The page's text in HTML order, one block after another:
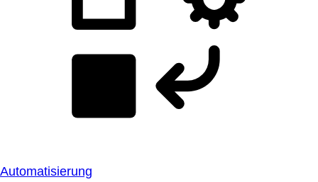
Automatisierung